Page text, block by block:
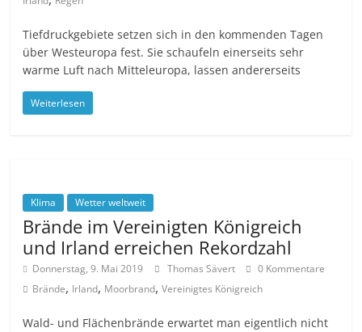
Tiefdruckgebiete setzen sich in den kommenden Tagen
über Westeuropa fest. Sie schaufeln einerseits sehr
warme Luft nach Mitteleuropa, lassen andererseits
Weiterlesen
Klima Wetter weltweit
Brände im Vereinigten Königreich
und Irland erreichen Rekordzahl
Donnerstag, 9. Mai 2019 Thomas Sävert
0 Kommentare
Brände, Irland, Moorbrand,Vereinigtes Königreich
Wald- und Flächenbrände erwartet man eigentlich nicht